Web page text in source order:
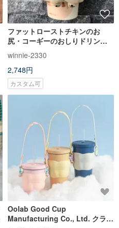
ファットローストチキンのお
尻・コーギーのおしりドリンク
カップカバー・交換プレゼント
winnie-2330
2,748円
カスタム可
Oolab Good Cup
Manufacturing Co., Ltd. クラウ